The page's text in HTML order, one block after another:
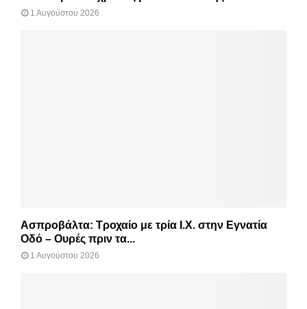
1 Αυγούστου 2026
Ασπροβάλτα: Τροχαίο με τρία Ι.Χ. στην Εγνατία
Οδό – Ουρές πριν τα...
1 Αυγούστου 2026